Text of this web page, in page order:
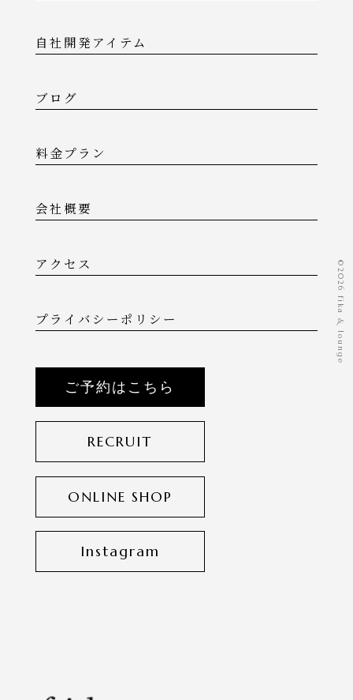
自社開発アイテム
ブログ
料金プラン
会社概要
アクセス
プライバシーポリシー
ご予約はこちら
RECRUIT
ONLINE SHOP
Instagram
©️2026 fika & lounge